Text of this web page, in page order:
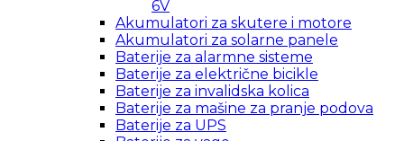
6V
Akumulatori za skutere i motore
Akumulatori za solarne panele
Baterije za alarmne sisteme
Baterije za električne bicikle
Baterije za invalidska kolica
Baterije za mašine za pranje podova
Baterije za UPS